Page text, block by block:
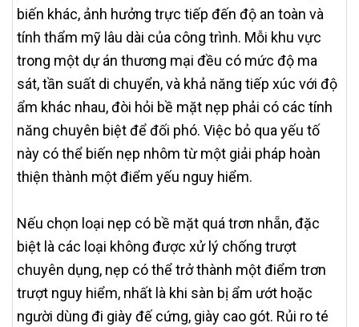
biến khác, ảnh hưởng trực tiếp đến độ an toàn và
tính thẩm mỹ lâu dài của công trình. Mỗi khu vực
trong một dự án thương mại đều có mức độ ma
sát, tần suất di chuyển, và khả năng tiếp xúc với độ
ẩm khác nhau, đòi hỏi bề mặt nẹp phải có các tính
năng chuyên biệt để đối phó. Việc bỏ qua yếu tố
này có thể biến nẹp nhôm từ một giải pháp hoàn
thiện thành một điểm yếu nguy hiểm.
Nếu chọn loại nẹp có bề mặt quá trơn nhẵn, đặc
biệt là các loại không được xử lý chống trượt
chuyên dụng, nẹp có thể trở thành một điểm trơn
trượt nguy hiểm, nhất là khi sàn bị ẩm ướt hoặc
người dùng đi giày đế cứng, giày cao gót. Rủi ro té